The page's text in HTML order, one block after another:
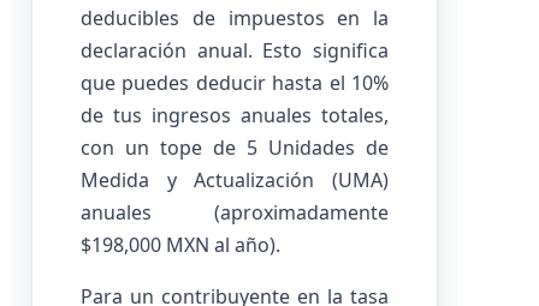
deducibles de impuestos en la
declaración anual. Esto significa
que puedes deducir hasta el 10%
de tus ingresos anuales totales,
con un tope de 5 Unidades de
Medida y Actualización (UMA)
anuales (aproximadamente
$198,000 MXN al año).
Para un contribuyente en la tasa